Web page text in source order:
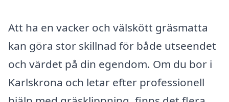
Att ha en vacker och välskött gräsmatta
kan göra stor skillnad för både utseendet
och värdet på din egendom. Om du bor i
Karlskrona och letar efter professionell